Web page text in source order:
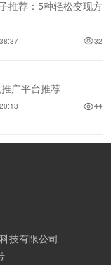
推荐：5种轻松变现方
32
广平台推荐
44
技有限公司